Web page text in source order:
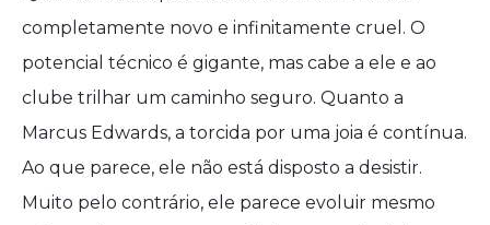
completamente novo e infinitamente cruel. O
potencial técnico é gigante, mas cabe a ele e ao
clube trilhar um caminho seguro. Quanto a
Marcus Edwards, a torcida por uma joia é contínua.
Ao que parece, ele não está disposto a desistir.
Muito pelo contrário, ele parece evoluir mesmo